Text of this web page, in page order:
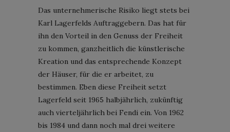
Das unternehmerische Risiko liegt stets bei
Karl Lagerfelds Auftraggebern. Das hat für
ihn den Vorteil in den Genuss der Freiheit
zu kommen, ganzheitlich die künstlerische
Kreation und das entsprechende Konzept
der Häuser, für die er arbeitet, zu
bestimmen. Eben diese Freiheit setzt
Lagerfeld seit 1965 halbjährlich, zukünftig
auch vierteljährlich bei Fendi ein. Von 1962
bis 1984 und dann noch mal drei weitere